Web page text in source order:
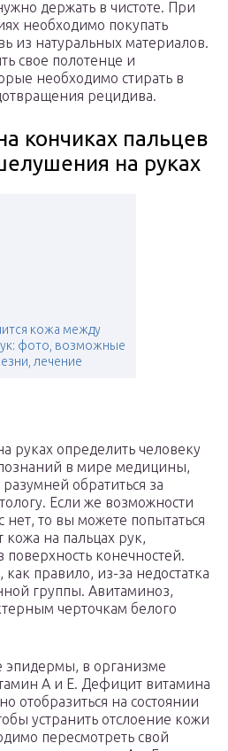
держать в чистоте. При
необходимо покупать
из натуральных материалов.
свое полотенце и
необходимо стирать в
рецидива.
кончиках пальцев
на руках
кожа между
фото, возможные
лечение
руках определить человеку
в мире медицины,
обратиться за
Если же возможности
нет, то вы можете попытаться
кожа на пальцах рук,
конечностей.
как правило, из-за недостатка
группы. Авитаминоз,
черточкам белого
эпидермы, в организме
А и Е. Дефицит витамина
отобразиться на состоянии
устранить отслоение кожи
пересмотреть свой